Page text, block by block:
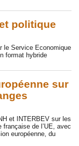
politique
le Service Economique
format hybride
sur
et INTERBEV sur les
de l’UE, avec
européenne, du